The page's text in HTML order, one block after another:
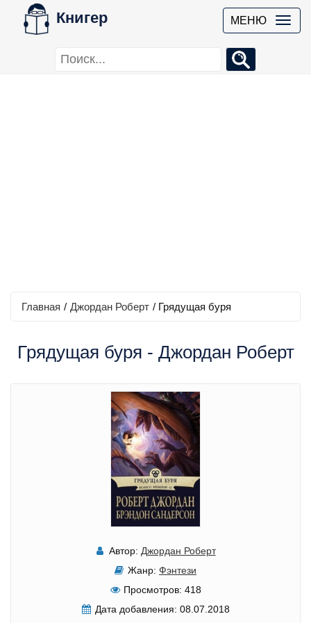
Книгер МЕНЮ
Главная / Джордан Роберт / Грядущая буря
Грядущая буря - Джордан Роберт
Автор: Джордан Роберт
Жанр: Фэнтези
Просмотров: 418
Дата добавления: 08.07.2018